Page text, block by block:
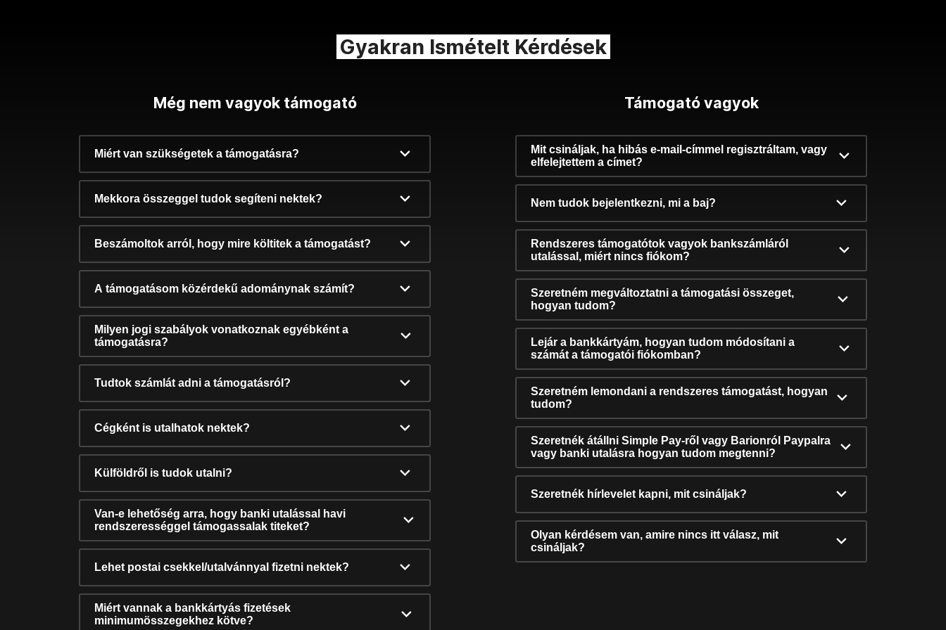
Gyakran Ismételt Kérdések
Még nem vagyok támogató
Miért van szükségetek a támogatásra?
Mekkora összeggel tudok segíteni nektek?
Beszámoltok arról, hogy mire költitek a támogatást?
A támogatásom közérdekű adománynak számít?
Milyen jogi szabályok vonatkoznak egyébként a
támogatásra?
Tudtok számlát adni a támogatásról?
Cégként is utalhatok nektek?
Külföldről is tudok utalni?
Van-e lehetőség arra, hogy banki utalással havi
rendszerességgel támogassalak titeket?
Lehet postai csekkel/utalvánnyal fizetni nektek?
Miért vannak a bankkártyás fizetések
minimumösszegekhez kötve?
Támogató vagyok
Mit csináljak, ha hibás e-mail-címmel regisztráltam, vagy
elfelejtettem a címet?
Nem tudok bejelentkezni, mi a baj?
Rendszeres támogatótok vagyok bankszámláról
utalással, miért nincs fiókom?
Szeretném megváltoztatni a támogatási összeget,
hogyan tudom?
Lejár a bankkártyám, hogyan tudom módosítani a
számát a támogatói fiókomban?
Szeretném lemondani a rendszeres támogatást, hogyan
tudom?
Szeretnék átállni Simple Pay-ről vagy Barionról Paypalra
vagy banki utalásra hogyan tudom megtenni?
Szeretnék hírlevelet kapni, mit csináljak?
Olyan kérdésem van, amire nincs itt válasz, mit
csináljak?